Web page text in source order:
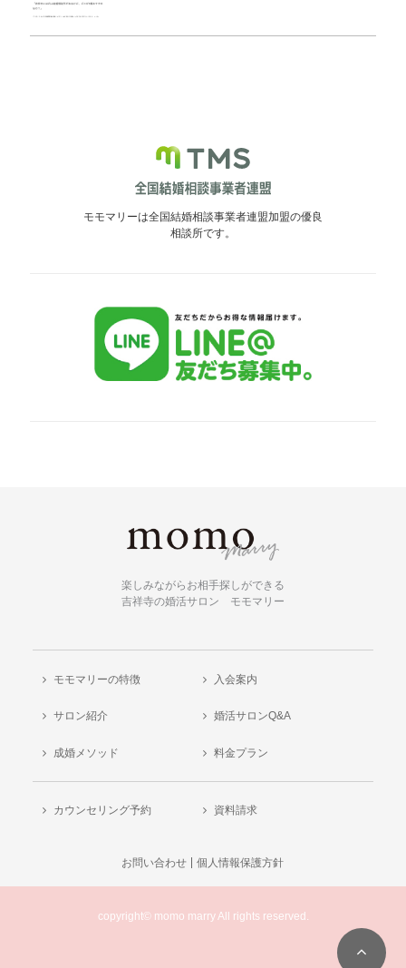
モモマリーは全国結婚相談事業者連盟加盟の優良
相談所です。
楽しみながらお相手探しができる
吉祥寺の婚活サロン モモマリー
モモマリーの特徴 入会案内
サロン紹介 婚活サロンQ&A
成婚メソッド 料金プラン
カウンセリング予約 資料請求
お問い合わせ 個人情報保護方針
copyright© momo marry All rights reserved.